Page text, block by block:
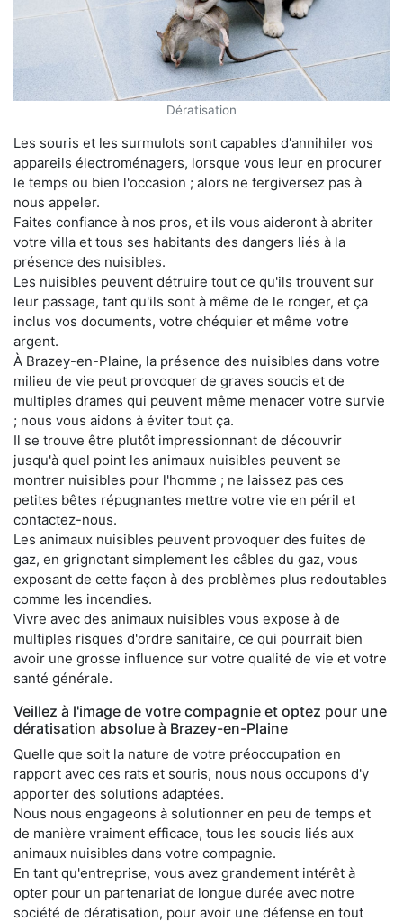
Dératisation
Les souris et les surmulots sont capables d'annihiler vos
appareils électroménagers, lorsque vous leur en procurer
le temps ou bien l'occasion ; alors ne tergiversez pas à
nous appeler.
Faites confiance à nos pros, et ils vous aideront à abriter
votre villa et tous ses habitants des dangers liés à la
présence des nuisibles.
Les nuisibles peuvent détruire tout ce qu'ils trouvent sur
leur passage, tant qu'ils sont à même de le ronger, et ça
inclus vos documents, votre chéquier et même votre
argent.
À Brazey-en-Plaine, la présence des nuisibles dans votre
milieu de vie peut provoquer de graves soucis et de
multiples drames qui peuvent même menacer votre survie
; nous vous aidons à éviter tout ça.
Il se trouve être plutôt impressionnant de découvrir
jusqu'à quel point les animaux nuisibles peuvent se
montrer nuisibles pour l'homme ; ne laissez pas ces
petites bêtes répugnantes mettre votre vie en péril et
contactez-nous.
Les animaux nuisibles peuvent provoquer des fuites de
gaz, en grignotant simplement les câbles du gaz, vous
exposant de cette façon à des problèmes plus redoutables
comme les incendies.
Vivre avec des animaux nuisibles vous expose à de
multiples risques d'ordre sanitaire, ce qui pourrait bien
avoir une grosse influence sur votre qualité de vie et votre
santé générale.
Veillez à l'image de votre compagnie et optez pour une
dératisation absolue à Brazey-en-Plaine
Quelle que soit la nature de votre préoccupation en
rapport avec ces rats et souris, nous nous occupons d'y
apporter des solutions adaptées.
Nous nous engageons à solutionner en peu de temps et
de manière vraiment efficace, tous les soucis liés aux
animaux nuisibles dans votre compagnie.
En tant qu'entreprise, vous avez grandement intérêt à
opter pour un partenariat de longue durée avec notre
société de dératisation, pour avoir une défense en tout